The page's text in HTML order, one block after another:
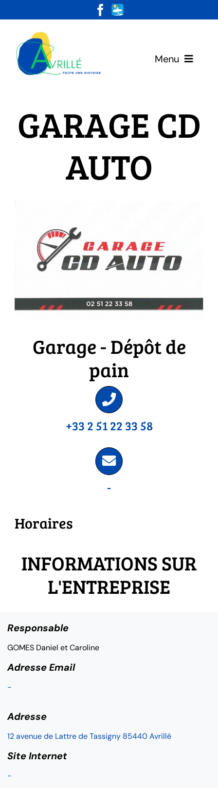
to
Menu
Vivre & Habiter
GARAGE CD
AUTO
Garage - Dépôt de
pain
+33 2 51 22 33 58
-
Horaires
INFORMATIONS SUR
L'ENTREPRISE
Responsable
GOMES Daniel et Caroline
Adresse Email
-
Adresse
12 avenue de Lattre de Tassigny 85440 Avrillé
Site Internet
-